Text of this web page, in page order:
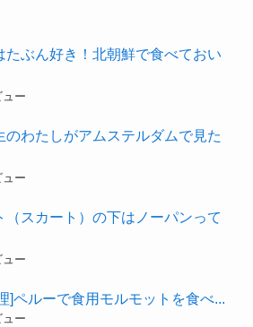
たぶん好き！北朝鮮で食べておい
ー
のわたしがアムステルダムで見た
ー
（スカート）の下はノーパンって
ー
]ペルーで食用モルモットを食べ...
ー